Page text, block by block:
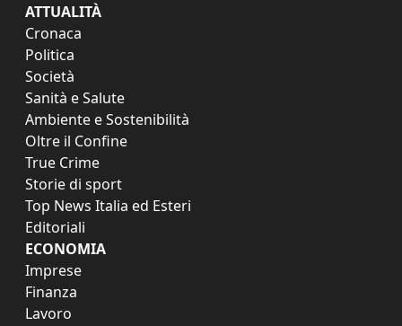
ATTUALITÀ
Cronaca
Politica
Società
Sanità e Salute
Ambiente e Sostenibilità
Oltre il Confine
True Crime
Storie di sport
Top News Italia ed Esteri
Editoriali
ECONOMIA
Imprese
Finanza
Lavoro